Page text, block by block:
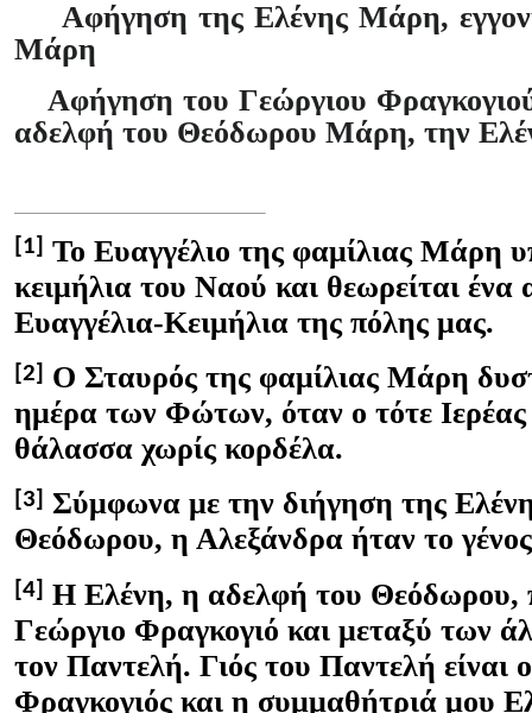
Αφήγηση της Ελένης Μάρη,
Μάρη
Αφήγηση του Γεώργιου
αδελφή του Θεόδωρου Μάρη, την
[1]
Το Ευαγγέλιο της φαμίλιας Μάρη
κειμήλια του Ναού και θεωρείται ένα
Ευαγγέλια-Κειμήλια της πόλης μας.
[2] Ο Σταυρός της φαμίλιας Μάρη
ημέρα των Φώτων, όταν ο τότε Ιερέας
θάλασσα χωρίς κορδέλα.
[3]
Σύμφωνα με την διήγηση της
Θεόδωρου, η Αλεξάνδρα ήταν το
[4]
Η Ελένη, η αδελφή του Θεόδωρου,
Γεώργιο Φραγκογιό και μεταξύ των
τον Παντελή. Γιός του Παντελή είναι
Φραγκογιός και η συμμαθήτριά μου